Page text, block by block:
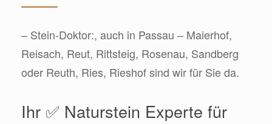
– Stein-Doktor:, auch in Passau – Maierhof,
Reisach, Reut, Rittsteig, Rosenau, Sandberg
oder Reuth, Ries, Rieshof sind wir für Sie da.
Ihr ✅ Naturstein Experte für